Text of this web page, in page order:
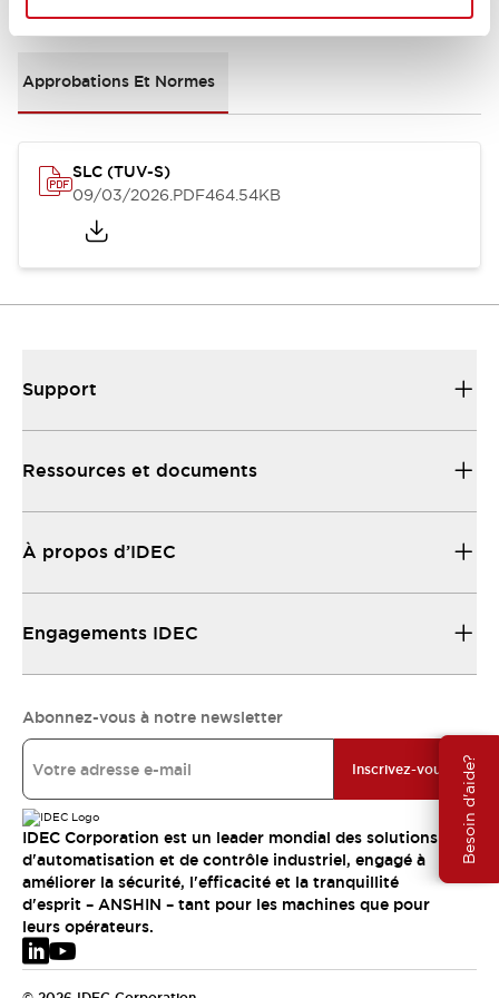
Besoin d'aide?
Approbations Et Normes
SLC (TUV-S)
09/03/2026.PDF464.54KB
Support
Ressources et documents
À propos d’IDEC
Engagements IDEC
Abonnez-vous à notre newsletter
Inscrivez-vous
IDEC Corporation est un leader mondial des solutions
d'automatisation et de contrôle industriel, engagé à
améliorer la sécurité, l'efficacité et la tranquillité
d'esprit – ANSHIN – tant pour les machines que pour
leurs opérateurs.